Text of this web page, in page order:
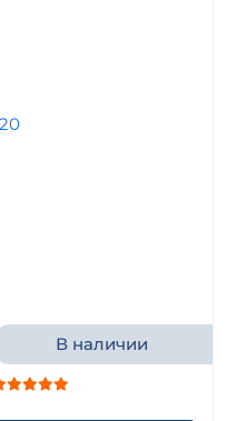
В наличии